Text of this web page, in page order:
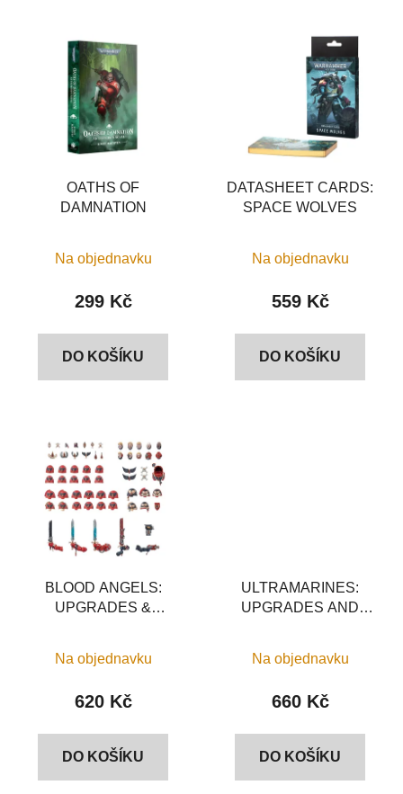
OATHS OF
DAMNATION
Na objednavku
299 Kč
DO KOŠÍKU
DATASHEET CARDS:
SPACE WOLVES
Na objednavku
559 Kč
DO KOŠÍKU
BLOOD ANGELS:
UPGRADES &
Na objednavku
620 Kč
DO KOŠÍKU
ULTRAMARINES:
UPGRADES AND
Na objednavku
660 Kč
DO KOŠÍKU